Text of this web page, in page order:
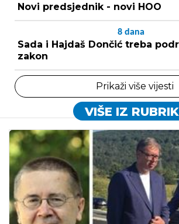
Novi predsjednik - novi HOO
8 dana
Sada i Hajdaš Dončić treba
zakon
Prikaži više vijesti
VIŠE IZ